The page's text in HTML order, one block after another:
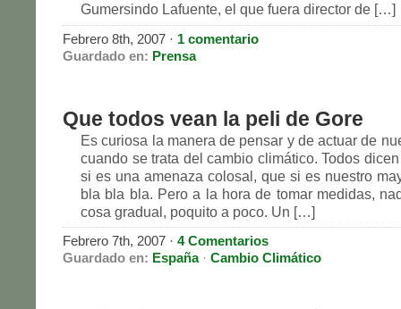
Gumersindo Lafuente, el que fuera director de […]
Febrero 8th, 2007 · 1 comentario
Guardado en: Prensa
Que todos vean la peli de Gore
Es curiosa la manera de pensar y de actuar de
cuando se trata del cambio climático. Todos
si es una amenaza colosal, que si es nuestro
bla bla bla. Pero a la hora de tomar medidas,
cosa gradual, poquito a poco. Un […]
Febrero 7th, 2007 · 4 Comentarios
Guardado en: España· Cambio Climático